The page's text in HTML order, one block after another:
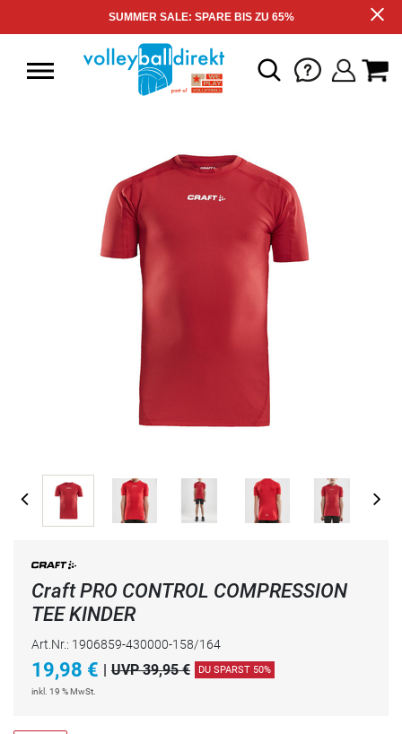
SUMMER SALE: SPARE BIS ZU 65%
Craft PRO CONTROL COMPRESSION
TEE KINDER
Art.Nr.: 1906859-430000-158/164
19,98 € | UVP 39,95 € DU SPARST 50%
inkl. 19 % MwSt.